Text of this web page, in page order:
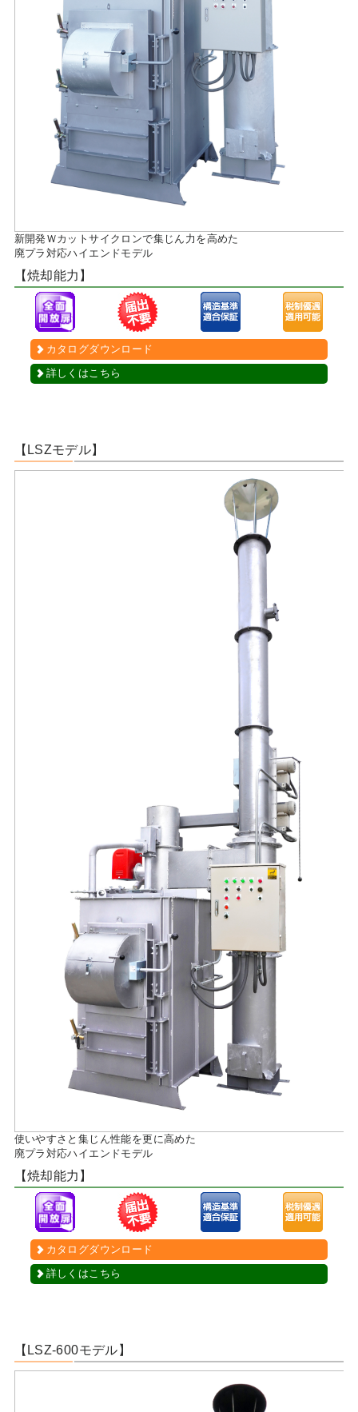
新開発Ｗカットサイクロンで集じん力を高めた
廃プラ対応ハイエンドモデル
【焼却能力】
カタログダウンロード
詳しくはこちら
【LSZモデル】
使いやすさと集じん性能を更に高めた
廃プラ対応ハイエンドモデル
【焼却能力】
カタログダウンロード
詳しくはこちら
【LSZ-600モデル】